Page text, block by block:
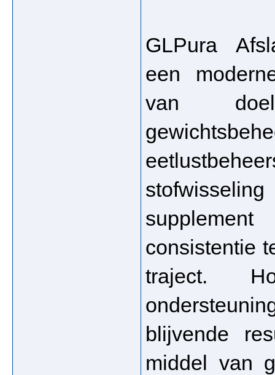
GLPura
een
van
consistentie
traject.
blijvende
middel van